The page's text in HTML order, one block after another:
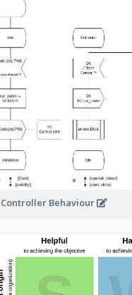
Controller Behaviour